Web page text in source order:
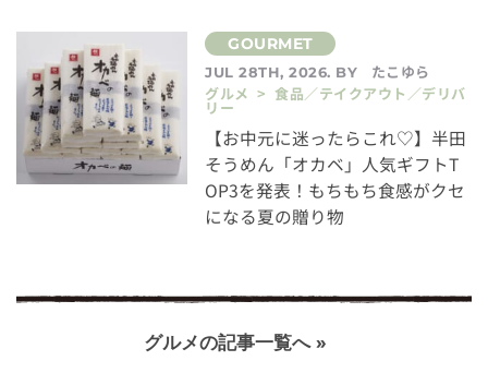
JUL 28TH, 2026. BY
たこゆら
グルメ > 食品／テイクアウト／デリバ
リー
【お中元に迷ったらこれ♡】半田
そうめん「オカベ」人気ギフトT
OP3を発表！もちもち食感がクセ
になる夏の贈り物
グルメの記事一覧へ »